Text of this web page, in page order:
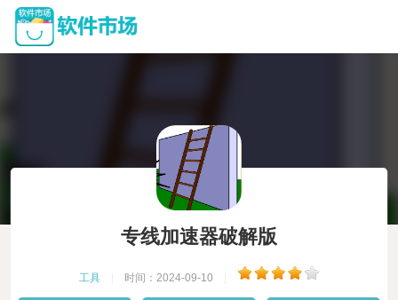
专线加速器破解版
工具 时间：2024-09-10